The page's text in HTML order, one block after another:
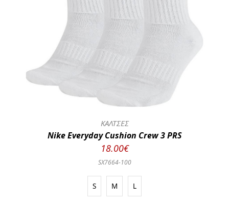
ΚΑΛΤΣΕΣ
Nike Everyday Cushion Crew 3 PRS
18.00€
SX7664-100
S M L